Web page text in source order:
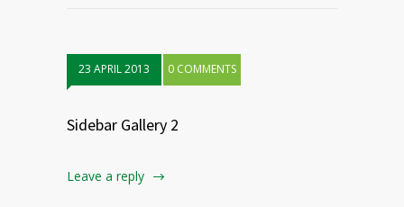
23 APRIL 2013 0 COMMENTS
Sidebar Gallery 2
Leave a reply